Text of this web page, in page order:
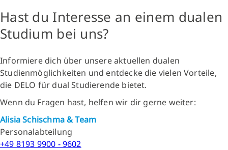
Hast du Interesse an einem dualen
Studium bei uns?
Informiere dich über unsere aktuellen dualen
Studienmöglichkeiten und entdecke die vielen Vorteile,
die DELO für dual Studierende bietet.
Wenn du Fragen hast, helfen wir dir gerne weiter:
Alisia Schischma & Team
Personalabteilung
+49 8193 9900 - 9602